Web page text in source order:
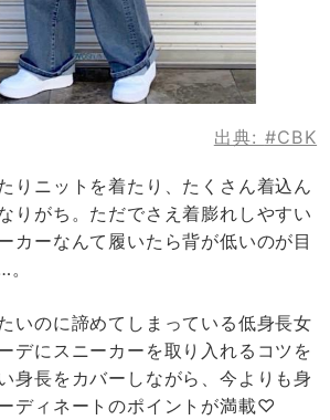
出典: #CBK
りニットを着たり、たくさん着込ん
りがち。ただでさえ着膨れしやすい
カーなんて履いたら背が低いのが目
いのに諦めてしまっている低身長女
デにスニーカーを取り入れるコツを
身長をカバーしながら、今よりも身
ディネートのポイントが満載♡